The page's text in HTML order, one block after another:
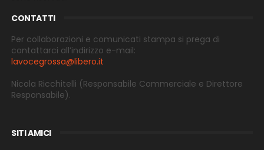
CONTATTI
Per collaborazioni e comunicati stampa si prega di
contattarci all’indirizzo e-mail:
lavocegrossa@libero.it
Nicola Ricchitelli (Responsabile Commerciale e Direttore
Responsabile).
SITI AMICI